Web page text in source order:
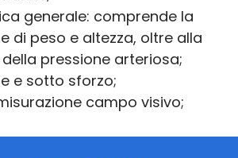
generale: comprende la
di peso e altezza, oltre alla
pressione arteriosa;
e sotto sforzo;
campo visivo;